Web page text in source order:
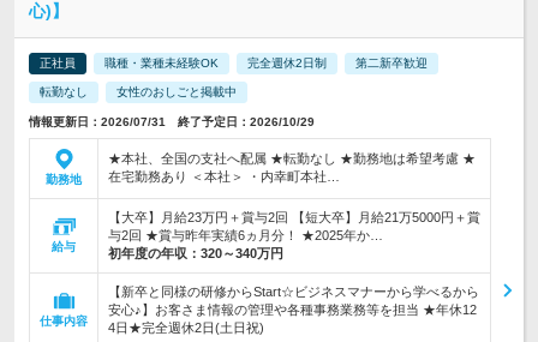
心)】
正社員 職種・業種未経験OK 完全週休2日制 第二新卒歓迎
転勤なし 女性のおしごと掲載中
情報更新日：2026/07/31 終了予定日：2026/10/29
勤務地
★本社、全国の支社へ配属 ★転勤なし ★勤務地は希望考慮 ★
在宅勤務あり ＜本社＞ ・内幸町本社…
給与
【大卒】月給23万円＋賞与2回 【短大卒】月給21万5000円＋賞
与2回 ★賞与昨年実績6ヵ月分！ ★2025年か…
初年度の年収： 320～340万円
仕事内容
【新卒と同様の研修からStart☆ビジネスマナーから学べるから
安心♪】お客さま情報の管理や各種事務業務等を担当 ★年休12
4日★完全週休2日(土日祝)